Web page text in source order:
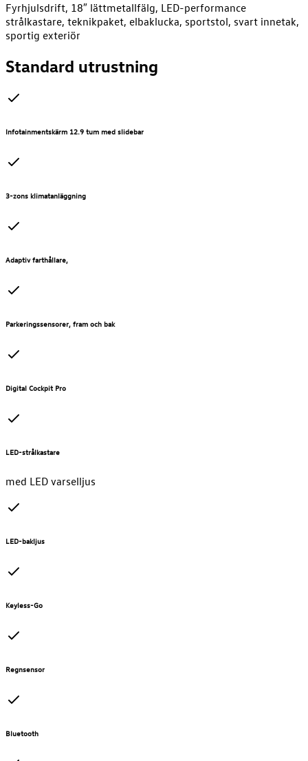
Fyrhjulsdrift, 18″ lättmetallfälg, LED-performance
strålkastare, teknikpaket, elbaklucka, sportstol, svart innetak,
sportig exteriör
Standard utrustning
Infotainmentskärm 12.9 tum med slidebar
3-zons klimatanläggning
Adaptiv farthållare,
Parkeringssensorer, fram och bak
Digital Cockpit Pro
LED-strålkastare
med LED varselljus
LED-bakljus
Keyless-Go
Regnsensor
Bluetooth